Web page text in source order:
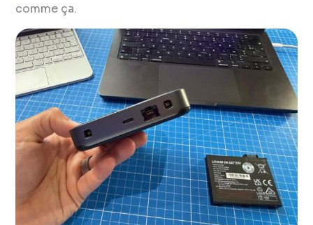
comme ça.